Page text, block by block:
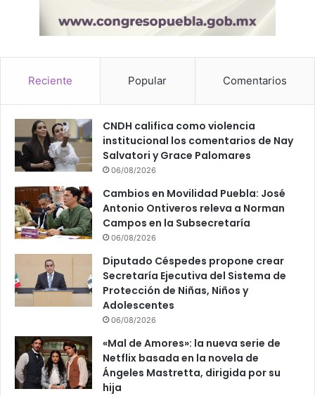
Reciente Popular Comentarios
CNDH califica como violencia
institucional los comentarios de Nay
Salvatori y Grace Palomares
06/08/2026
Cambios en Movilidad Puebla: José
Antonio Ontiveros releva a Norman
Campos en la Subsecretaría
06/08/2026
Diputado Céspedes propone crear
Secretaría Ejecutiva del Sistema de
Protección de Niñas, Niños y
Adolescentes
06/08/2026
«Mal de Amores»: la nueva serie de
Netflix basada en la novela de
Ángeles Mastretta, dirigida por su
hija